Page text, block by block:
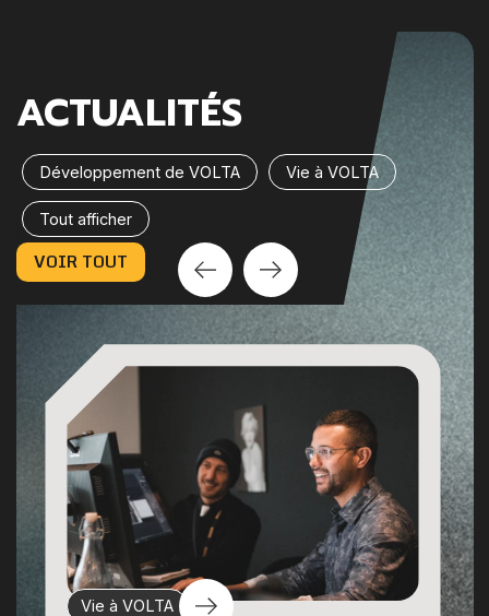
ACTUALITÉS
Développement de VOLTA Vie à VOLTA
Tout afficher
VOIR TOUT
Vie à VOLTA